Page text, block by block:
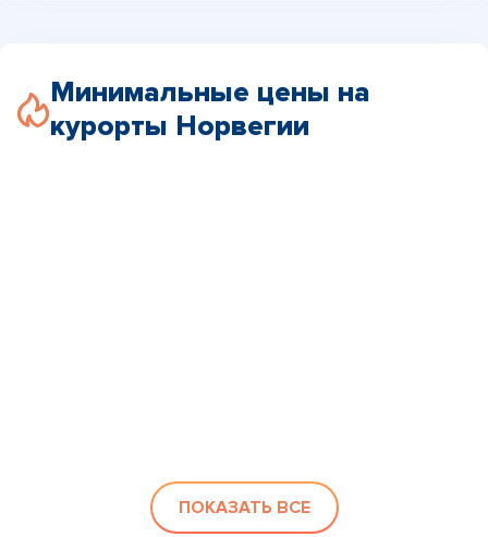
Минимальные цены на
курорты Норвегии
ПОКАЗАТЬ ВСЕ